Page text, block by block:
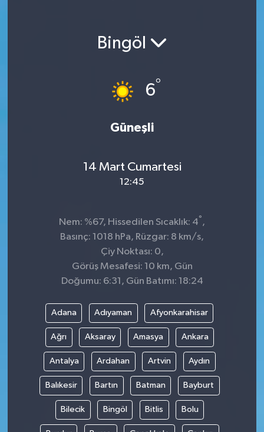
Bingöl
6°
Güneşli
14 Mart Cumartesi
12:45
Nem: %67, Hissedilen Sıcaklık: 4° ,
Basınç: 1018 hPa, Rüzgar: 8 km/s,
Çiy Noktası: 0,
Görüş Mesafesi: 10 km, Gün
Doğumu: 6:31, Gün Batımı: 18:24
Adana Adıyaman Afyonkarahisar
Ağrı Aksaray Amasya Ankara
Antalya Ardahan Artvin Aydın
Balıkesir Bartın Batman Bayburt
Bilecik Bingöl Bitlis Bolu